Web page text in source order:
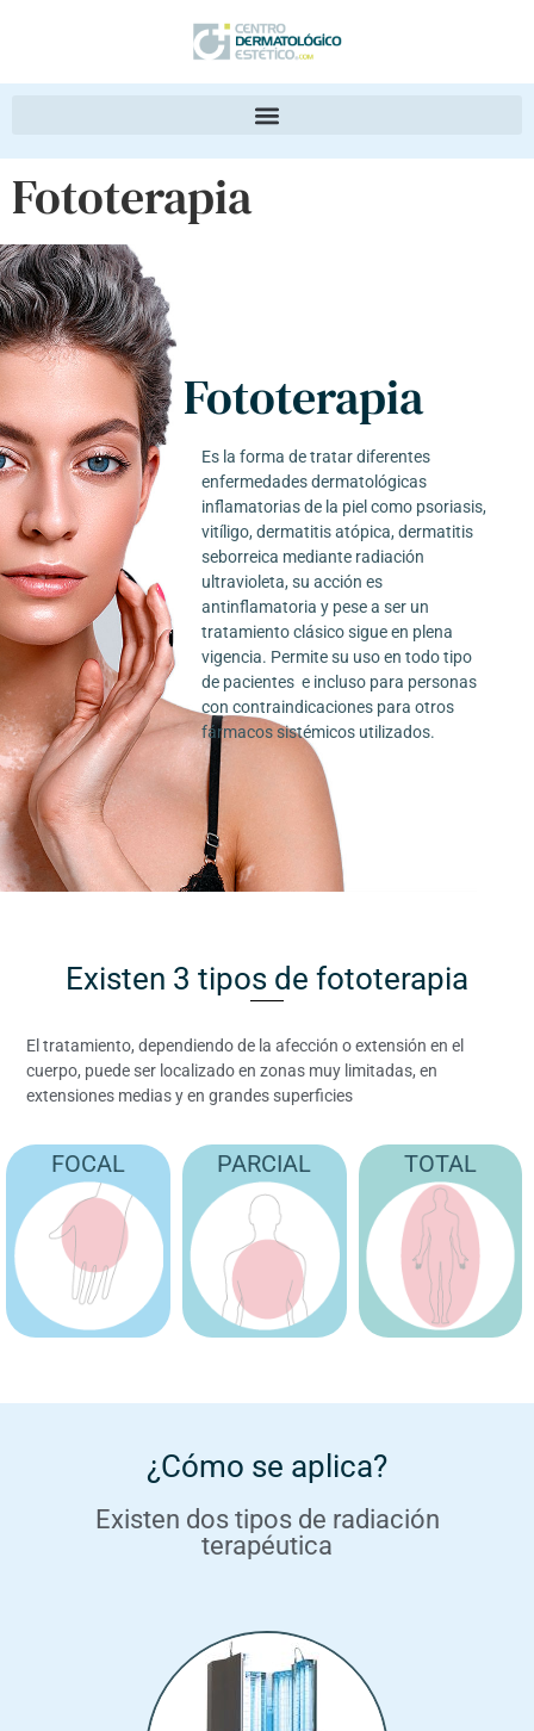
Fototerapia
Fototerapia
Es la forma de tratar diferentes
enfermedades dermatológicas
inflamatorias de la piel como psoriasis,
vitíligo, dermatitis atópica, dermatitis
seborreica mediante radiación
ultravioleta, su acción es
antinflamatoria y pese a ser un
tratamiento clásico sigue en plena
vigencia. Permite su uso en todo tipo
de pacientes e incluso para personas
con contraindicaciones para otros
fármacos sistémicos utilizados.
Existen 3 tipos de fototerapia
El tratamiento, dependiendo de la afección o extensión en el
cuerpo, puede ser localizado en zonas muy limitadas, en
extensiones medias y en grandes superficies
FOCAL PARCIAL TOTAL
¿Cómo se aplica?
Existen dos tipos de radiación
terapéutica